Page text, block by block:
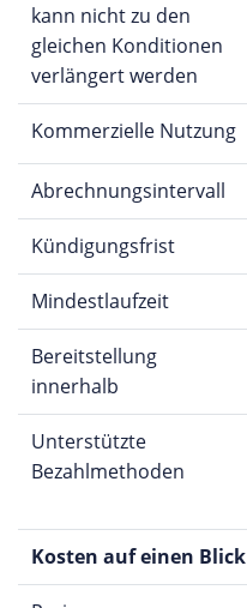
kann nicht zu den
gleichen Konditionen
verlängert werden
Kommerzielle Nutzung
Abrechnungsintervall
Kündigungsfrist
Mindestlaufzeit
Bereitstellung
innerhalb
Unterstützte
Bezahlmethoden
Kosten auf einen Blick